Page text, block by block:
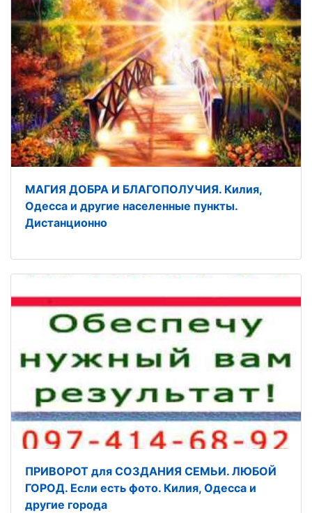
МАГИЯ ДОБРА И БЛАГОПОЛУЧИЯ. Килия,
Одесса и другие населенные пункты.
Дистанционно
ПРИВОРОТ для СОЗДАНИЯ СЕМЬИ. ЛЮБОЙ
ГОРОД. Если есть фото. Килия, Одесса и
другие города